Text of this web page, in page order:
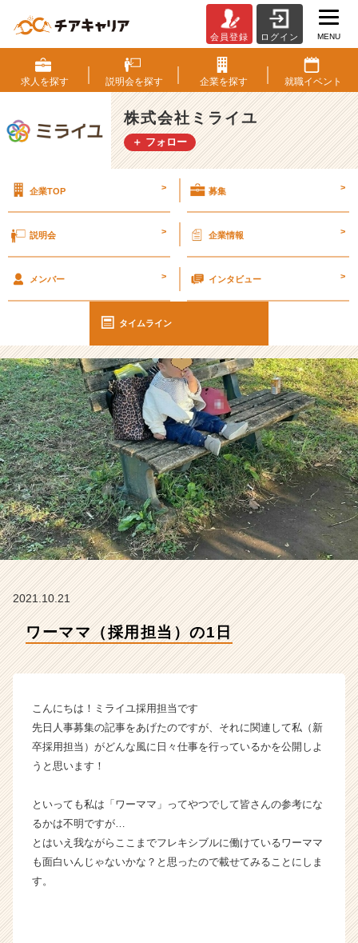
ー
マ
マ
（採
用
担
日
会
イ
ユ
の
タ
イ
ム
ラ
イ
ン】
|
ベ
ン
チ
ャ
ー・
業
か
ウ
ト
が
就
イ
ト
会員登録 ログイン MENU
求人を探す 説明会を探す 企業を探す 就職イベント
株式会社ミライユ
＋ フォロー
企業TOP > 募集 >
説明会 > 企業情報 >
メンバー > インタビュー >
タイムライン
2021.10.21
ワーママ（採用担当）の1日
こんにちは！ミライユ採用担当です
先日人事募集の記事をあげたのですが、それに関連して私（新
卒採用担当）がどんな風に日々仕事を行っているかを公開しよ
うと思います！
といっても私は「ワーママ」ってやつでして皆さんの参考にな
るかは不明ですが…
とはいえ我ながらここまでフレキシブルに働けているワーママ
も面白いんじゃないかな？と思ったので載せてみることにしま
す。